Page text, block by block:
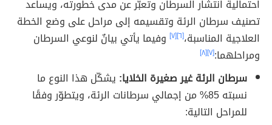
احتمالية انتشار السرطان وتعبّر عن مدى خطورته، ويساعد
تصنيف سرطان الرئة وتقسيمه إلى مراحل على وضع الخطة
العلاجية المناسبة،[٦] [٧]
وفيما يأتي بيانٌ لنوعي السرطان
ومراحلهما:[٧] [٨]
سرطان الرئة غير صغيرة الخلايا: يشكّل هذا النوع ما
نسبته 85% من إجمالي سرطانات الرئة، ويتطوّر وفقًا
للمراحل التالية: